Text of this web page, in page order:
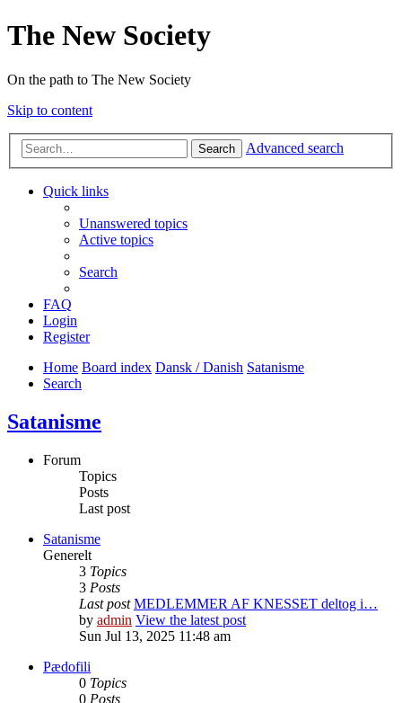
The New Society
On the path to The New Society
Skip to content
Search Advanced search
Quick links
Unanswered topics
Active topics
Search
FAQ
Login
Register
Home Board index Dansk / Danish Satanisme
Search
Satanisme
Forum
Topics
Posts
Last post
Satanisme
Generelt
3 Topics
3 Posts
Last post MEDLEMMER AF KNESSET deltog i…
by admin View the latest post
Sun Jul 13, 2025 11:48 am
Pædofili
0 Topics
0 Posts